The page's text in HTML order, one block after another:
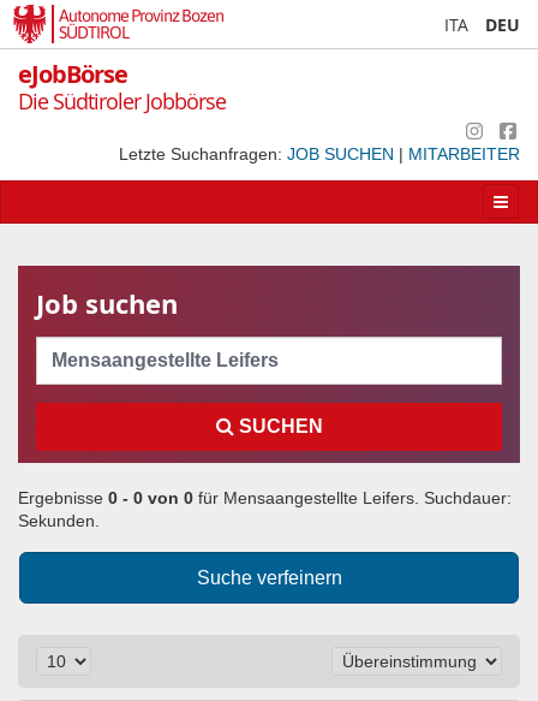
Autonome Provinz Bozen
SÜDTIROL
ITA DEU
eJobBörse
Die Südtiroler Jobbörse
Letzte Suchanfragen: JOB SUCHEN | MITARBEITER
Apri/
la
Job suchen
SUCHEN
Ergebnisse 0 - 0 von 0 für Mensaangestellte Leifers. Suchdauer:
Sekunden.
Suche verfeinern